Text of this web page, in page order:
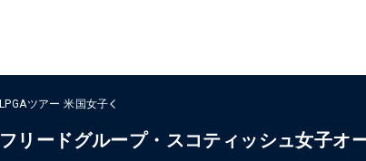
LPGAツアー 米国女子
フリードグループ・スコティッシュ女子オ